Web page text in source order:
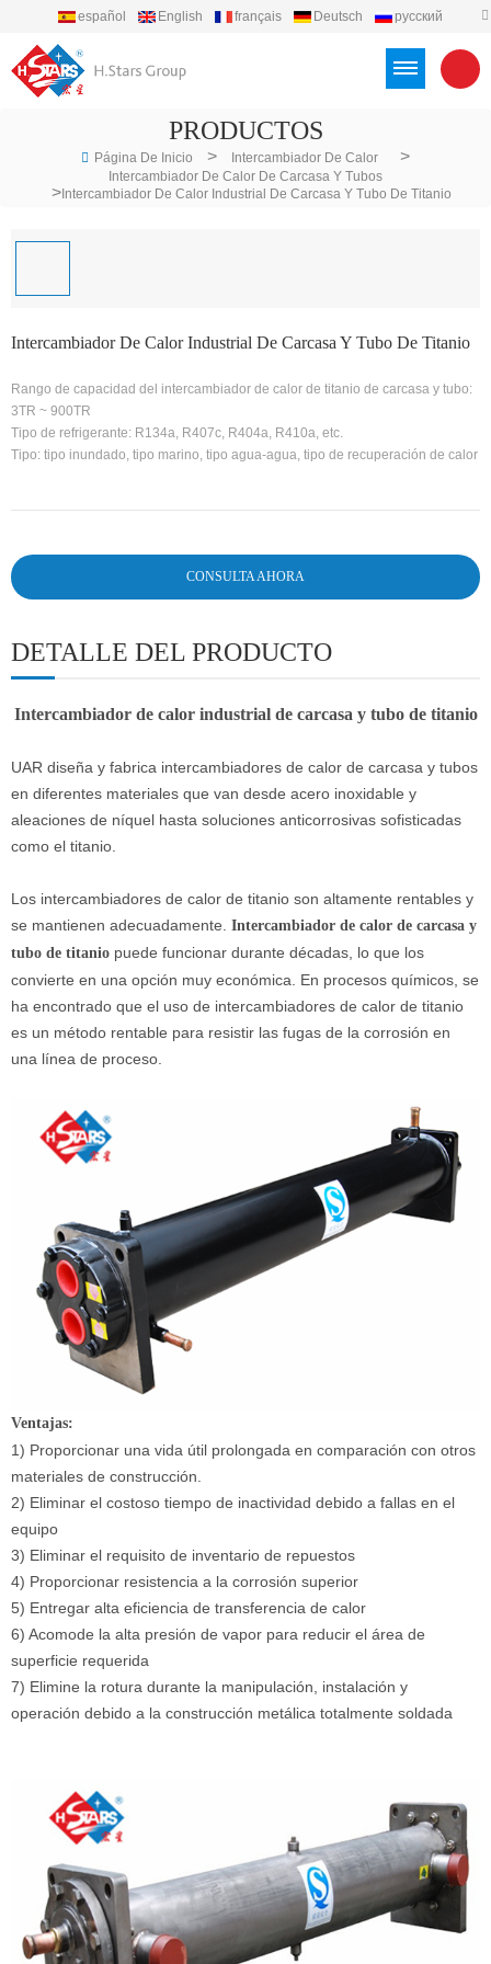
español English français Deutsch
русский
PRODUCTOS
Página De Inicio > Intercambiador De Calor >
Intercambiador De Calor De Carcasa Y Tubos
>Intercambiador De Calor Industrial De Carcasa Y Tubo De Titanio
Intercambiador De Calor Industrial De Carcasa Y Tubo De Titanio
Rango de capacidad del intercambiador de calor de titanio de carcasa y tubo:
3TR ~ 900TR
Tipo de refrigerante: R134a, R407c, R404a, R410a, etc.
Tipo: tipo inundado, tipo marino, tipo agua-agua, tipo de recuperación de calor
CONSULTA AHORA
DETALLE DEL PRODUCTO
Intercambiador de calor industrial de carcasa y tubo de titanio
UAR diseña y fabrica intercambiadores de calor de carcasa y tubos
en diferentes materiales que van desde acero inoxidable y
aleaciones de níquel hasta soluciones anticorrosivas sofisticadas
como el titanio.
Los intercambiadores de calor de titanio son altamente rentables y
se mantienen adecuadamente. Intercambiador de calor de carcasa y
tubo de titanio puede funcionar durante décadas, lo que los
convierte en una opción muy económica. En procesos químicos, se
ha encontrado que el uso de intercambiadores de calor de titanio
es un método rentable para resistir las fugas de la corrosión en
una línea de proceso.
Ventajas:
1) Proporcionar una vida útil prolongada en comparación con otros
materiales de construcción.
2) Eliminar el costoso tiempo de inactividad debido a fallas en el
equipo
3) Eliminar el requisito de inventario de repuestos
4) Proporcionar resistencia a la corrosión superior
5) Entregar alta eficiencia de transferencia de calor
6) Acomode la alta presión de vapor para reducir el área de
superficie requerida
7) Elimine la rotura durante la manipulación, instalación y
operación debido a la construcción metálica totalmente soldada